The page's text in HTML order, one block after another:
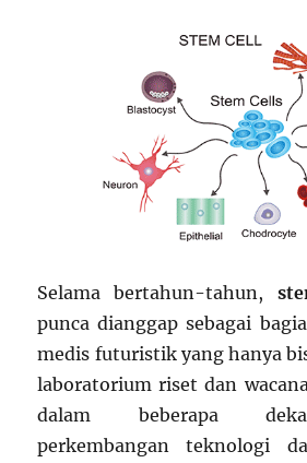
Selama bertahun-tahun,
punca dianggap sebagai
medis futuristik yang hanya
laboratorium riset dan
dalam beberapa
perkembangan teknologi